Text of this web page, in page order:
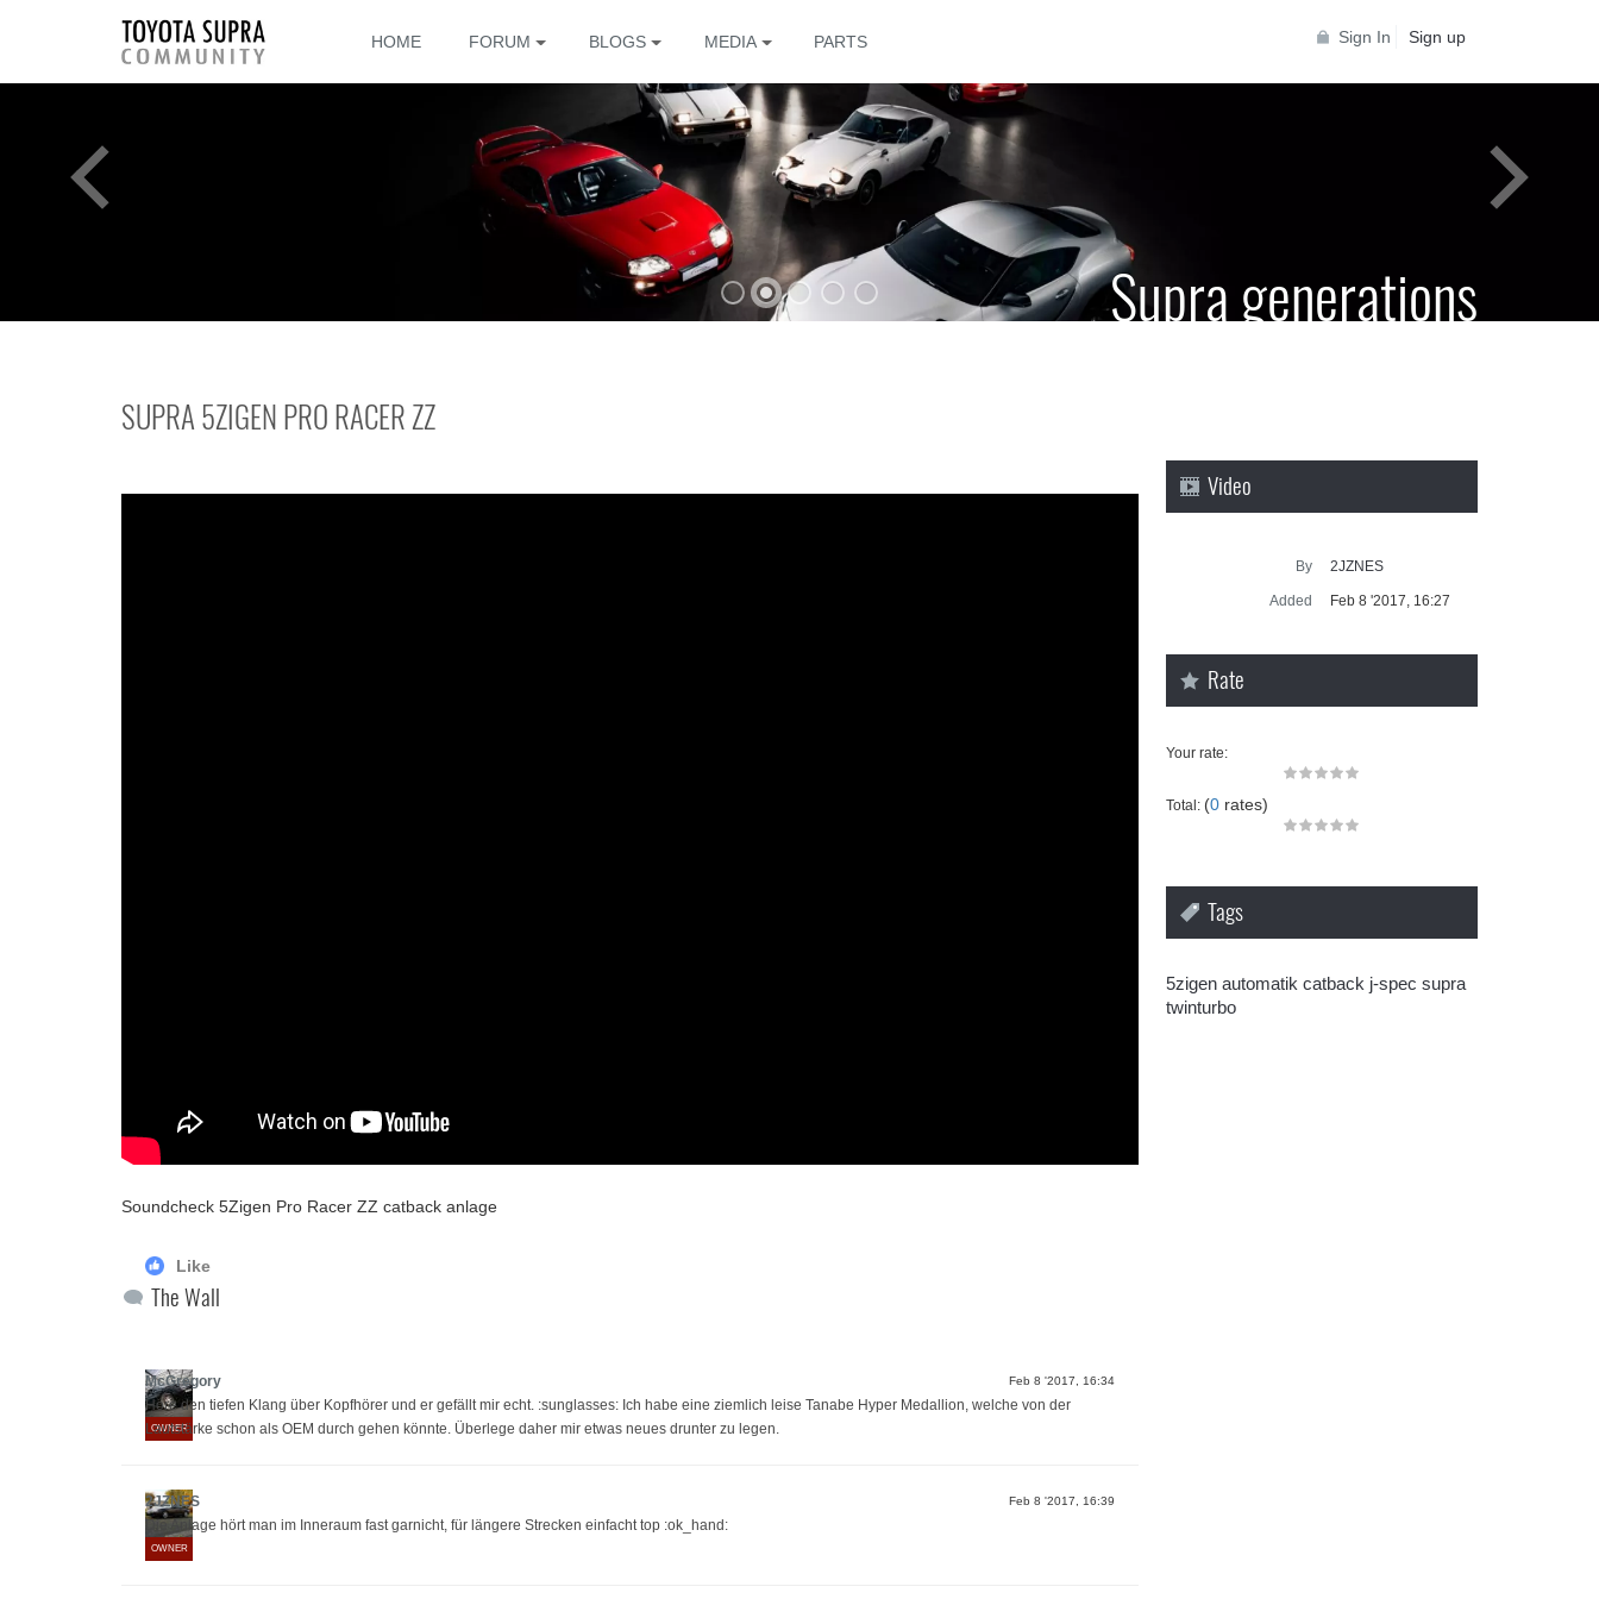
Sign In Sign up
HOME FORUM BLOGS MEDIA PARTS
Supra
f
Supra generations
SUPRA 5ZIGEN PRO RACER ZZ
Soundcheck 5Zigen Pro Racer ZZ catback anlage
Like
The Wall
OWNER
Feb 8 '2017, 16:34
McGregory
Höre den tiefen Klang über Kopfhörer und er gefällt mir echt. :sunglasses: Ich habe eine ziemlich leise Tanabe Hyper Medallion, welche von der
Lautstärke schon als OEM durch gehen könnte. Überlege daher mir etwas neues drunter zu legen.
OWNER
Feb 8 '2017, 16:39
2JZNES
Die Anlage hört man im Inneraum fast garnicht, für längere Strecken einfacht top :ok_hand:
Video
By 2JZNES
Added Feb 8 '2017, 16:27
Rate
Your rate:
Total: (0rates)
Tags
5zigen automatik catback j-spec supra
twinturbo